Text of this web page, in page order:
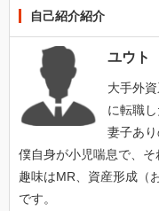
自己紹介紹介
ユウト
大手外
に転職し
妻子あり
僕自身が小児喘息で、そ
趣味はMR、資産形成（
です。